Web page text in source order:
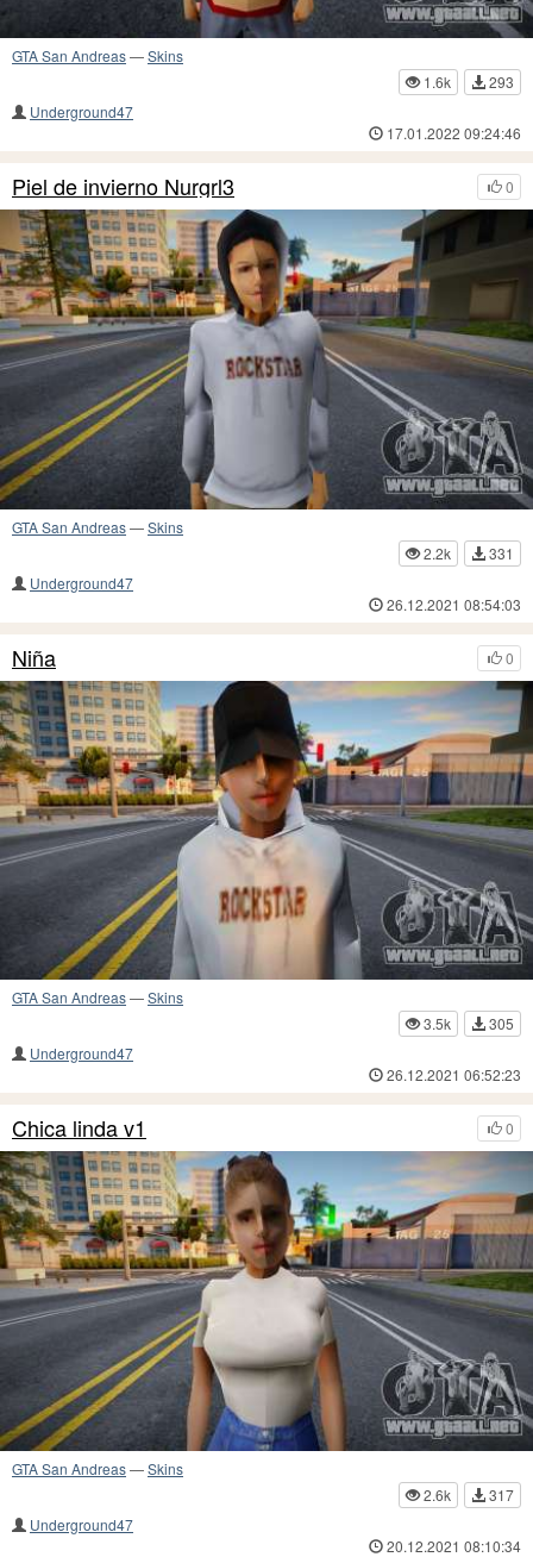
GTA San Andreas—Skins
1.6k
293
Underground47
17.01.2022 09:24:46
0
Piel de invierno Nurgrl3
GTA San Andreas—Skins
2.2k
331
Underground47
26.12.2021 08:54:03
0
Niña
GTA San Andreas—Skins
3.5k
305
Underground47
26.12.2021 06:52:23
0
Chica linda v1
GTA San Andreas—Skins
2.6k
317
Underground47
20.12.2021 08:10:34